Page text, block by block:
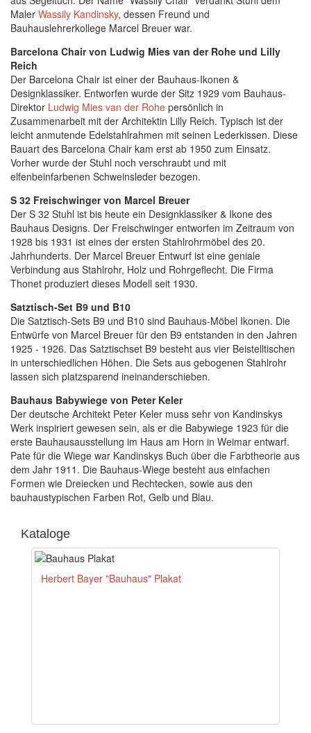
Maler Wassily Kandinsky, dessen Freund und
Bauhauslehrerkollege Marcel Breuer war.
Barcelona Chair von Ludwig Mies van der Rohe und Lilly
Reich
Der Barcelona Chair ist einer der Bauhaus-Ikonen &
Designklassiker. Entworfen wurde der Sitz 1929 vom Bauhaus-
Direktor Ludwig Mies van der Rohe persönlich in
Zusammenarbeit mit der Architektin Lilly Reich. Typisch ist der
leicht anmutende Edelstahlrahmen mit seinen Lederkissen. Diese
Bauart des Barcelona Chair kam erst ab 1950 zum Einsatz.
Vorher wurde der Stuhl noch verschraubt und mit
elfenbeinfarbenen Schweinsleder bezogen.
S 32 Freischwinger von Marcel Breuer
Der S 32 Stuhl ist bis heute ein Designklassiker & Ikone des
Bauhaus Designs. Der Freischwinger entworfen im Zeitraum von
1928 bis 1931 ist eines der ersten Stahlrohrmöbel des 20.
Jahrhunderts. Der Marcel Breuer Entwurf ist eine geniale
Verbindung aus Stahlrohr, Holz und Rohrgeflecht. Die Firma
Thonet produziert dieses Modell seit 1930.
Satztisch-Set B9 und B10
Die Satztisch-Sets B9 und B10 sind Bauhaus-Möbel Ikonen. Die
Entwürfe von Marcel Breuer für den B9 entstanden in den Jahren
1925 - 1926. Das Satztischset B9 besteht aus vier Beistelltischen
in unterschiedlichen Höhen. Die Sets aus gebogenen Stahlrohr
lassen sich platzsparend ineinanderschieben.
Bauhaus Babywiege von Peter Keler
Der deutsche Architekt Peter Keler muss sehr von Kandinskys
Werk inspiriert gewesen sein, als er die Babywiege 1923 für die
erste Bauhausausstellung im Haus am Horn in Weimar entwarf.
Pate für die Wiege war Kandinskys Buch über die Farbtheorie aus
dem Jahr 1911. Die Bauhaus-Wiege besteht aus einfachen
Formen wie Dreiecken und Rechtecken, sowie aus den
bauhaustypischen Farben Rot, Gelb und Blau.
Kataloge
Herbert Bayer "Bauhaus" Plakat